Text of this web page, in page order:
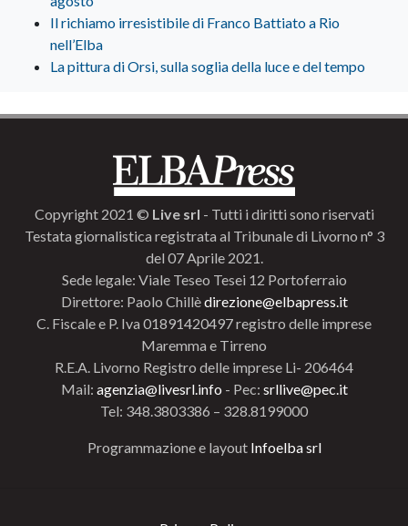
Il richiamo irresistibile di Franco Battiato a Rio
nell’Elba
La pittura di Orsi, sulla soglia della luce e del tempo
Copyright 2021 © Live srl - Tutti i diritti sono riservati
Testata giornalistica registrata al Tribunale di Livorno n° 3
del 07 Aprile 2021.
Sede legale: Viale Teseo Tesei 12 Portoferraio
Direttore: Paolo Chillèdirezione@elbapress.it
C. Fiscale e P. Iva 01891420497 registro delle imprese
Maremma e Tirreno
R.E.A. Livorno Registro delle imprese Li- 206464
Mail: agenzia@livesrl.info - Pec: srllive@pec.it
Tel: 348.3803386 – 328.8199000
Programmazione e layout Infoelba srl